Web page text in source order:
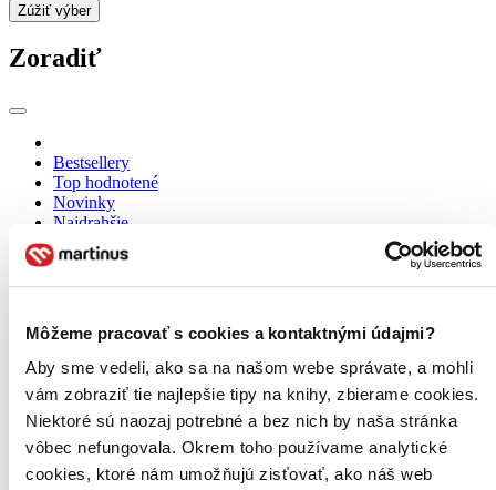
Môžeme pracovať s cookies a kontaktnými údajmi?
Aby sme vedeli, ako sa na našom webe správate, a mohli
vám zobraziť tie najlepšie tipy na knihy, zbierame cookies.
Niektoré sú naozaj potrebné a bez nich by naša stránka
vôbec nefungovala. Okrem toho používame analytické
cookies, ktoré nám umožňujú zisťovať, ako náš web
Zúžiť výber
Zoradiť
Bestsellery
Top hodnotené
Novinky
Najdrahšie
Najlacnejšie
Najvyššia zľava
Zrušiť filtre
Autor Jordan B. Peterson